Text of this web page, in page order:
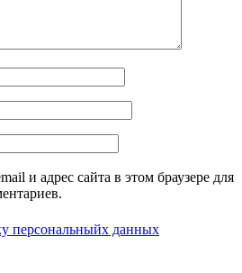
и адрес сайта в этом браузере для
персональныйх данных